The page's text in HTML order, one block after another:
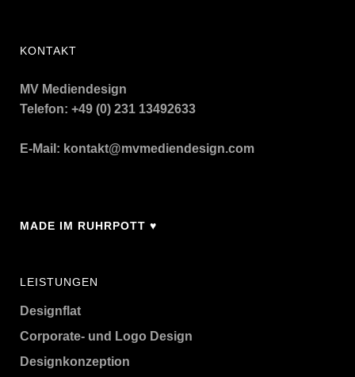
KONTAKT
MV Mediendesign
Telefon: +49 (0) 231 13492633
E-Mail: kontakt@mvmediendesign.com
MADE IM RUHRPOTT ♥
LEISTUNGEN
Designflat
Corporate- und Logo Design
Designkonzeption